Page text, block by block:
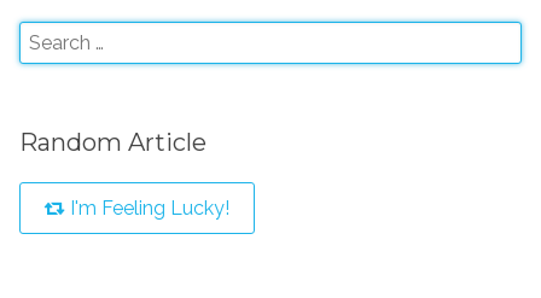
Random Article
I'm Feeling Lucky!